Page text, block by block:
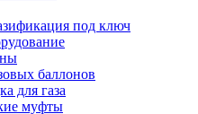
под ключ
баллонов
для газа
муфты